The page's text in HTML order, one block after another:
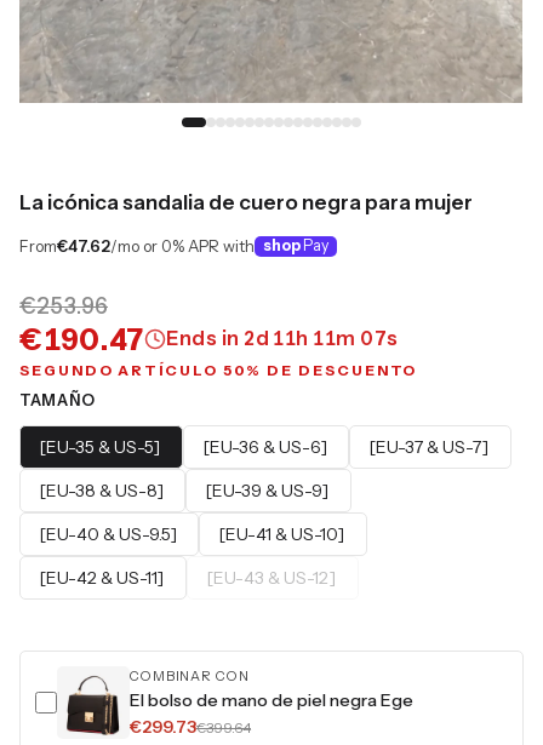
La icónica sandalia de cuero negra para mujer
From€47.62/mo or 0% APR with shop Pay
€253.96
€190.47 Ends in 2d 11h 11m 06s
SEGUNDO ARTÍCULO 50% DE DESCUENTO
TAMAÑO
[EU-35 & US-5] [EU-36 & US-6]
[EU-37 & US-7]
[EU-38 & US-8]
[EU-39 & US-9]
[EU-40 & US-9.5]
[EU-41 & US-10]
[EU-42 & US-11]
[EU-43 & US-12]
COMBINAR CON
El bolso de mano de piel negra Ege
€299.73€399.64